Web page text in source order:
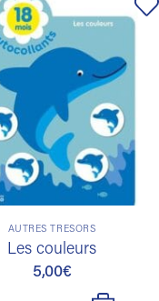
AUTRES TRÉSORS
Les couleurs
5,00€